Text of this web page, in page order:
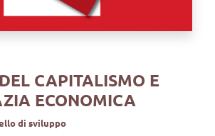
CAPITALISMO E
ECONOMICA
di sviluppo